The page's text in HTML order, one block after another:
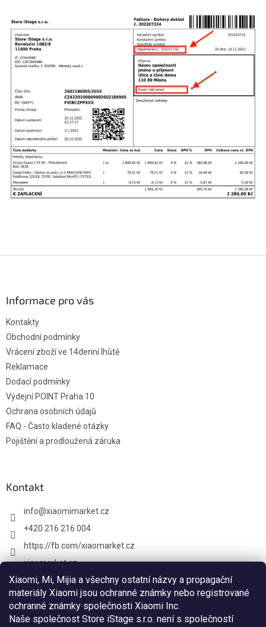
Xiaomi, Mi, Mijia a všechny ostatní názvy a propagační
materiály Xiaomi jsou ochranné známky nebo registrované
ochranné známky společnosti Xiaomi Inc.
Naše společnost Store iStage s.r.o. není s společností
Informace pro vás
Kontakty
Obchodní podmínky
Vrácení zboží ve 14denní lhůtě
Reklamace
Dodací podmínky
Výdejní POINT Praha 10
Ochrana osobních údajů
FAQ - Často kladené otázky
Pojištění a prodloužená záruka
Kontakt
info@xiaomimarket.cz
+420 216 216 004
https://fb.com/xiaomarket.cz
xiaomarket.cz
Vytvoril Shoptet